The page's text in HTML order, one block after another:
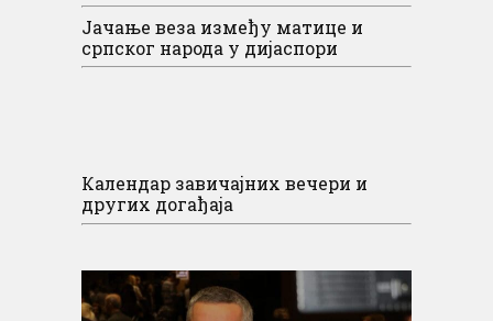
Јачање веза између матице и
српског народа у дијаспори
Календар завичајних вечери и
других догађаја